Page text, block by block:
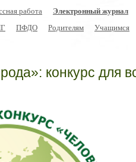
работа Электронный журнал
ПФДО Родителям Учащимся
конкурс для